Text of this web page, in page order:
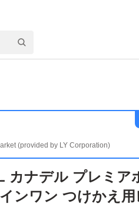
(provided by LY Corporation)
カナデル プレミア
ンワン つけかえ用